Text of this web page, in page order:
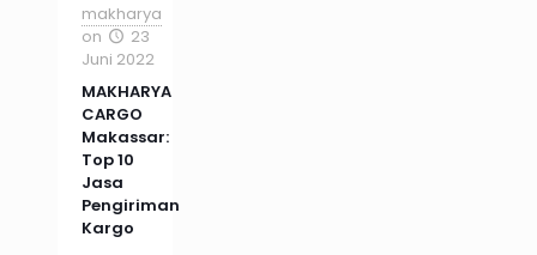
makharya
on
23
Juni 2022
MAKHARYA
CARGO
Makassar:
Top 10
Jasa
Pengiriman
Kargo